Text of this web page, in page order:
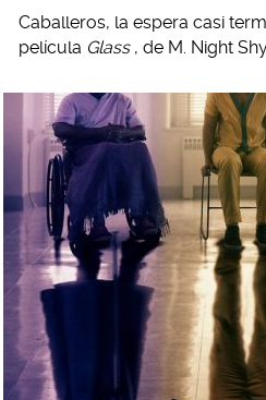
Caballeros, la espera casi
película Glass , de M. Night